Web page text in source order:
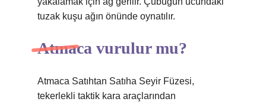
tuzak kuşu ağın önünde oynatılır.
Atmaca vurulur mu?
Atmaca Satıhtan Satıha Seyir Füzesi,
tekerlekli taktik kara araçlarından